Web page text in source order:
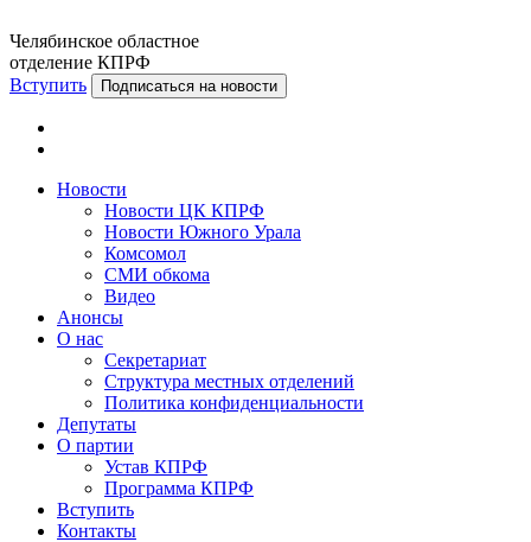
Челябинское областное
отделение КПРФ
Вступить
Подписаться на новости
Новости
Новости ЦК КПРФ
Новости Южного Урала
Комсомол
СМИ обкома
Видео
Анонсы
О нас
Секретариат
Структура местных отделений
Политика конфиденциальности
Депутаты
О партии
Устав КПРФ
Программа КПРФ
Вступить
Контакты